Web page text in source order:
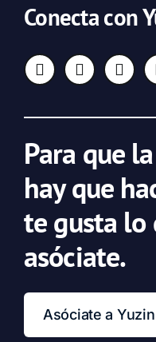
Conecta con
Para que
hay que
te gusta lo
asóciate.
Asóciate a Yuzin